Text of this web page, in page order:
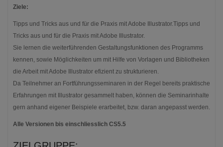
Ziele:
Tipps und Tricks aus und für die Praxis mit Adobe Illustrator.Tipps und
Tricks aus und für die Praxis mit Adobe Illustrator.
Sie lernen die weiterführenden Gestaltungsfunktionen des Programms
kennen, sowie Möglichkeiten um mit Hilfe von Vorlagen und Bibliotheken
die Arbeit mit Adobe Illustrator efizient zu strukturieren.
Da Teilnehmer an Fortführungsseminaren in der Regel bereits praktische
Erfahrungen mit Illustrator gesammelt haben, können die Seminarinhalte
gern anhand eigener Beispiele erarbeitet, bzw. daran angepasst werden.
Alle Versionen bis einschliesslich CS5.5